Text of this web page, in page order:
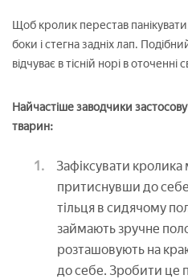
Щоб кролик перестав
боки і стегна задніх лап.
відчуває в тісній норі в оточенні
Найчастіше заводчики
тварин:
Зафіксувати
притиснувши до
тільця в сидячому
займають зручне
розташовують на
до себе. Зробити це